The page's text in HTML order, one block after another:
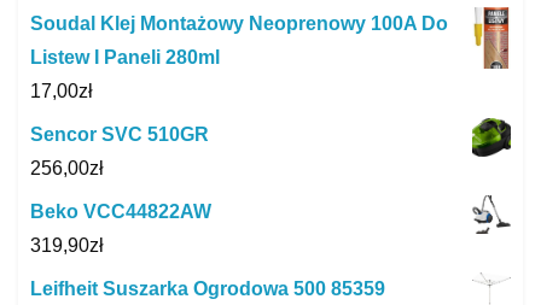
Soudal Klej Montażowy Neoprenowy 100A Do
Listew I Paneli 280ml
17,00zł
Sencor SVC 510GR
256,00zł
Beko VCC44822AW
319,90zł
Leifheit Suszarka Ogrodowa 500 85359